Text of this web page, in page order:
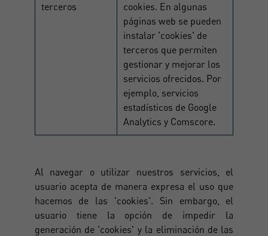
terceros
cookies. En algunas
páginas web se pueden
instalar 'cookies' de
terceros que permiten
gestionar y mejorar los
servicios ofrecidos. Por
ejemplo, servicios
estadísticos de Google
Analytics y Comscore.
Al navegar o utilizar nuestros servicios, el
usuario acepta de manera expresa el uso que
hacemos de las 'cookies'. Sin embargo, el
usuario tiene la opción de impedir la
generación de 'cookies' y la eliminación de las